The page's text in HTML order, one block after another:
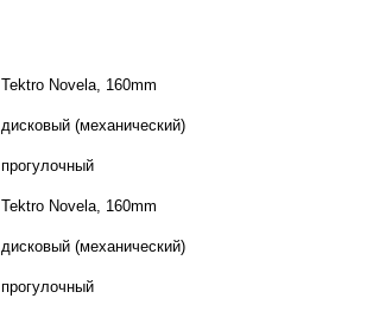
Tektro Novela, 160mm
дисковый (механический)
прогулочный
Tektro Novela, 160mm
дисковый (механический)
прогулочный